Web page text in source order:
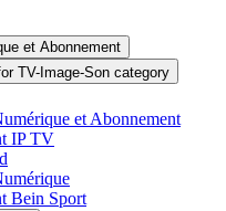
et Abonnement
TV-Image-Son category
et Abonnement
IP TV
Bein Sport